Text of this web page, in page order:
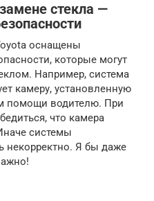
стекла —
оснащены
которые могут
Например, система
камеру, установленную
помощи водителю. При
что камера
системы
некорректно. Я бы даже